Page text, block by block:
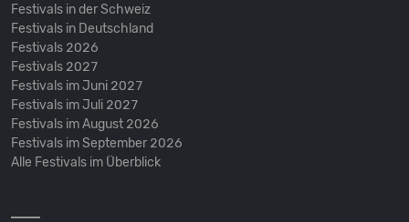
Festivals in der Schweiz
Festivals in Deutschland
Festivals 2026
Festivals 2027
Festivals im Juni 2027
Festivals im Juli 2027
Festivals im August 2026
Festivals im September 2026
Alle Festivals im Überblick